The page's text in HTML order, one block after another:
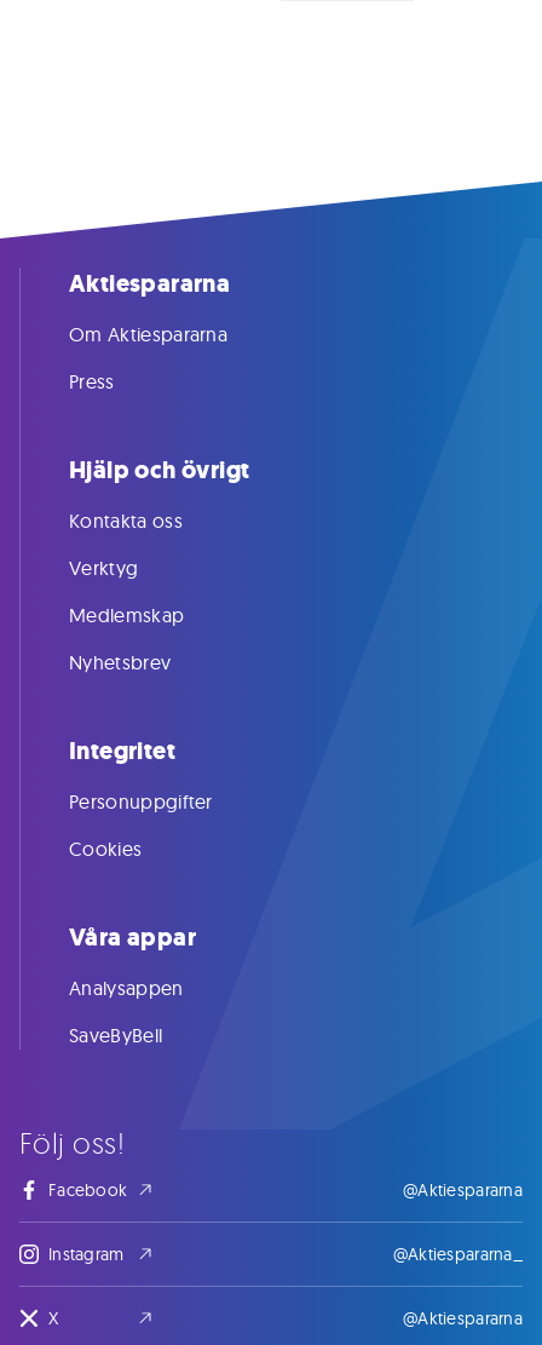
Följ oss!
Facebook @Aktiespararna
Instagram @Aktiespararna_
X @Aktiespararna
Aktiespararna
Om Aktiespararna
Press
Hjälp och övrigt
Kontakta oss
Verktyg
Medlemskap
Nyhetsbrev
Integritet
Personuppgifter
Cookies
Våra appar
Analysappen
SaveByBell